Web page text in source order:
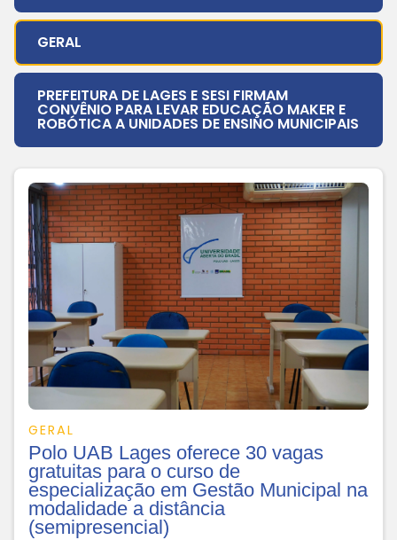
GERAL
PREFEITURA DE LAGES E SESI FIRMAM
CONVÊNIO PARA LEVAR EDUCAÇÃO MAKER E
ROBÓTICA A UNIDADES DE ENSINO MUNICIPAIS
GERAL
Polo UAB Lages oferece 30 vagas
gratuitas para o curso de
especialização em Gestão Municipal na
modalidade a distância
(semipresencial)